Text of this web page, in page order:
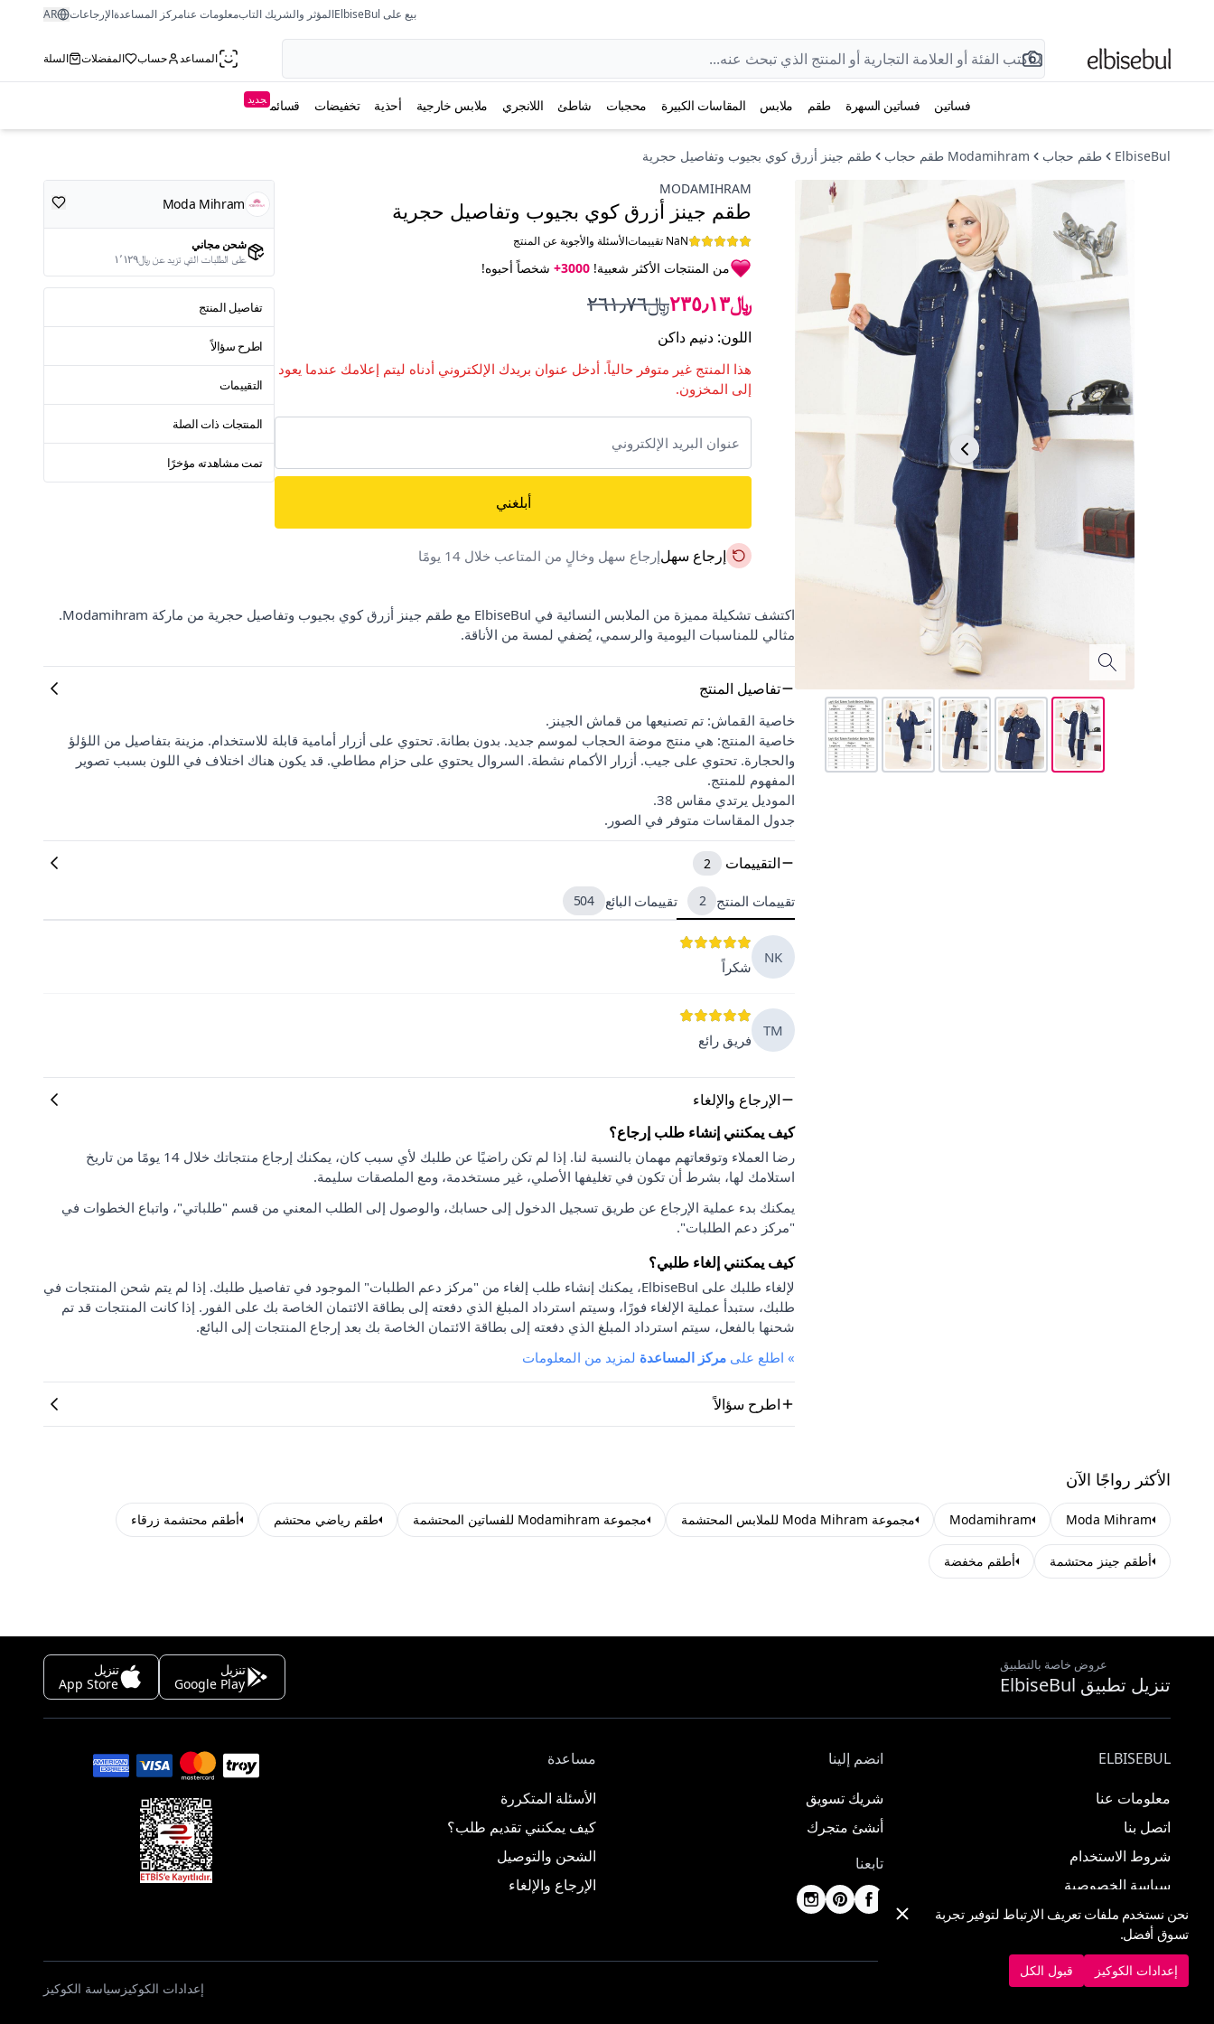
بيع على ElbiseBul المؤثر والشريك التابمعلومات عنامركز المساعدةالإرجاعات AR
المساعد حساب المفضلات السلة
فساتين فساتين السهرة طقم ملابس المقاسات الكبيرة محجبات شاطئ اللانجري ملابس خارجية أحذية تخفيضات قسائم جديد
ElbiseBul طقم حجاب Modamihram طقم حجاب
طقم جينز أزرق كوي بجيوب وتفاصيل حجرية
MODAMIHRAM
طقم جينز أزرق كوي بجيوب وتفاصيل حجرية
NaN تقييمات الأسئلة والأجوبة عن المنتج
من المنتجات الأكثر شعبية! 3000+ شخصاً أحبوه!
﷼٢٣٥٫١٣ ﷼٢٦١٫٧٦
اللون: دنيم داكن
هذا المنتج غير متوفر حالياً. أدخل عنوان بريدك الإلكتروني أدناه ليتم إعلامك عندما يعود
إلى المخزون.
أبلغني
إرجاع سهلإرجاع سهل وخالٍ من المتاعب خلال 14 يومًا
Moda Mihram
شحن مجاني
على الطلبات التي تزيد عن ﷼١٬١٢٩
تفاصيل المنتج
اطرح سؤالاً
التقييمات
المنتجات ذات الصلة
تمت مشاهدته مؤخرًا
اكتشف تشكيلة مميزة من الملابس النسائية في ElbiseBul مع طقم جينز أزرق كوي بجيوب وتفاصيل حجرية من ماركة Modamihram.
مثالي للمناسبات اليومية والرسمي، يُضفي لمسة من الأناقة.
تفاصيل المنتج
خاصية القماش: تم تصنيعها من قماش الجينز.
خاصية المنتج: هي منتج موضة الحجاب لموسم جديد. بدون بطانة. تحتوي على أزرار أمامية قابلة للاستخدام. مزينة بتفاصيل من اللؤلؤ
والحجارة. تحتوي على جيب. أزرار الأكمام نشطة. السروال يحتوي على حزام مطاطي. قد يكون هناك اختلاف في اللون بسبب تصوير
المفهوم للمنتج.
الموديل يرتدي مقاس 38.
جدول المقاسات متوفر في الصور.
التقييمات 2
تقييمات المنتج 2 تقييمات البائع 504
NK
شكراً
TM
فريق رائع
الإرجاع والإلغاء
كيف يمكنني إنشاء طلب إرجاع؟
رضا العملاء وتوقعاتهم مهمان بالنسبة لنا. إذا لم تكن راضيًا عن طلبك لأي سبب كان، يمكنك إرجاع منتجاتك خلال 14 يومًا من تاريخ
استلامك لها، بشرط أن تكون في تغليفها الأصلي، غير مستخدمة، ومع الملصقات سليمة.
يمكنك بدء عملية الإرجاع عن طريق تسجيل الدخول إلى حسابك، والوصول إلى الطلب المعني من قسم "طلباتي"، واتباع الخطوات في
"مركز دعم الطلبات".
كيف يمكنني إلغاء طلبي؟
لإلغاء طلبك على ElbiseBul، يمكنك إنشاء طلب إلغاء من "مركز دعم الطلبات" الموجود في تفاصيل طلبك. إذا لم يتم شحن المنتجات في
طلبك، ستبدأ عملية الإلغاء فورًا، وسيتم استرداد المبلغ الذي دفعته إلى بطاقة الائتمان الخاصة بك على الفور. إذا كانت المنتجات قد تم
شحنها بالفعل، سيتم استرداد المبلغ الذي دفعته إلى بطاقة الائتمان الخاصة بك بعد إرجاع المنتجات إلى البائع.
» اطلع على مركز المساعدة لمزيد من المعلومات
اطرح سؤالاً
الأكثر رواجًا الآن
Moda Mihram
Modamihram مجموعة Moda Mihram للملابس المحتشمة مجموعة Modamihram للفساتين المحتشمة طقم رياضي محتشم أطقم محتشمة زرقاء
أطقم جينز محتشمة أطقم مخفضة
عروض خاصة بالتطبيق
تنزيل تطبيق ElbiseBul
تنزيل
Google Play
تنزيل
App Store
ELBISEBUL
معلومات عنا
اتصل بنا
شروط الاستخدام
سياسة الخصوصية
انضم إلينا
شريك تسويق
أنشئ متجرك
تابعنا
مساعدة
الأسئلة المتكررة
كيف يمكنني تقديم طلب؟
الشحن والتوصيل
الإرجاع والإلغاء
© 2025 ElbiseBul - جميع الحقوق محفوظة إعدادات الكوكيز سياسة الكوكيز
نحن نستخدم ملفات تعريف الارتباط لتوفير تجربة
تسوق أفضل.
إعدادات الكوكيز قبول الكل